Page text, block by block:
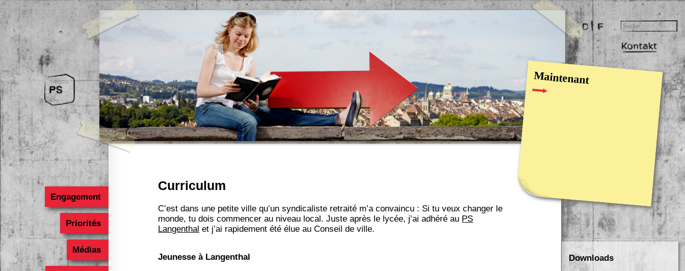
Maintenant
Engagement
Priorités
Médias
Curriculum
C’est dans une petite ville qu’un syndicaliste retraité m’a convaincu : Si tu veux changer le
monde, tu dois commencer au niveau local. Juste après le lycée, j’ai adhéré au PS
Langenthal et j’ai rapidement été élue au Conseil de ville.
Jeunesse à Langenthal Downloads